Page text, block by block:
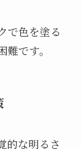
で色を塗る
です。
的な明るさ